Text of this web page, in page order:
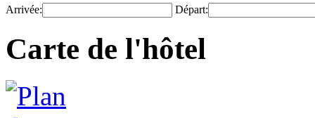
Arrivée: Départ:
Carte de l'hôtel